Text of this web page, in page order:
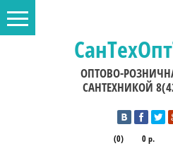
ОПТОВО-
САНТЕХНИКОЙ
(0)
0 р.